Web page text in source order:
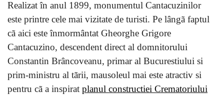
Realizat în anul 1899, monumentul Cantacuzinilor
este printre cele mai vizitate de turisti. Pe lângã faptul
cã aici este înmormântat Gheorghe Grigore
Cantacuzino, descendent direct al domnitorului
Constantin Brâncoveanu, primar al Bucurestiului si
prim-ministru al tãrii, mausoleul mai este atractiv si
pentru cã a inspirat planul constructiei Crematoriului